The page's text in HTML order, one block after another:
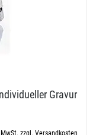
Gravur
zzgl. Versandkosten